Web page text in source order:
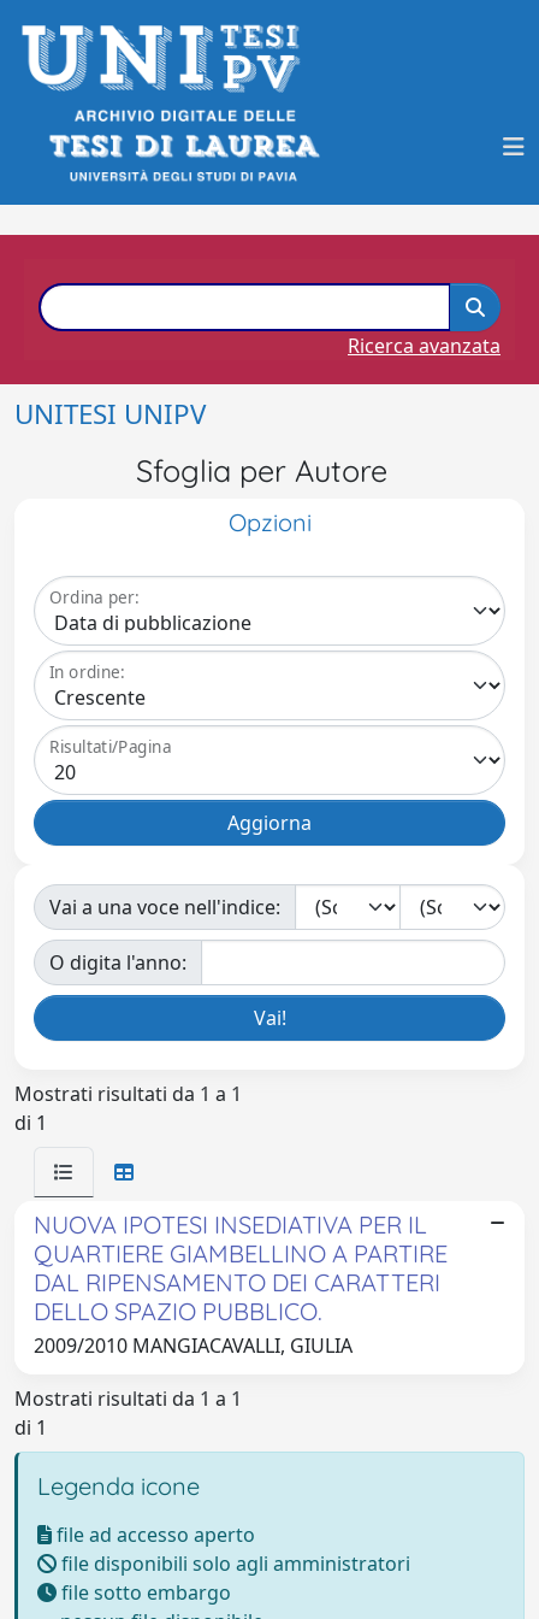
Ricerca avanzata
UNITESI UNIPV
Sfoglia per Autore
Opzioni
Ordina per:
In ordine:
Risultati/Pagina
Vai a una voce nell'indice:
O digita l'anno:
Mostrati risultati da 1 a 1
di 1
NUOVA IPOTESI INSEDIATIVA PER IL
QUARTIERE GIAMBELLINO A PARTIRE
DAL RIPENSAMENTO DEI CARATTERI
DELLO SPAZIO PUBBLICO.
2009/2010 MANGIACAVALLI, GIULIA
Mostrati risultati da 1 a 1
di 1
Legenda icone
file ad accesso aperto
file disponibili solo agli amministratori
file sotto embargo